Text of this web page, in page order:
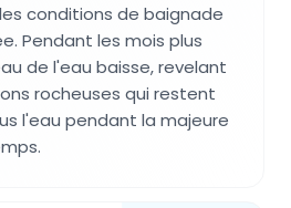
conditions de baignade
Pendant les mois plus
de l'eau baisse, revelant
rocheuses qui restent
l'eau pendant la majeure